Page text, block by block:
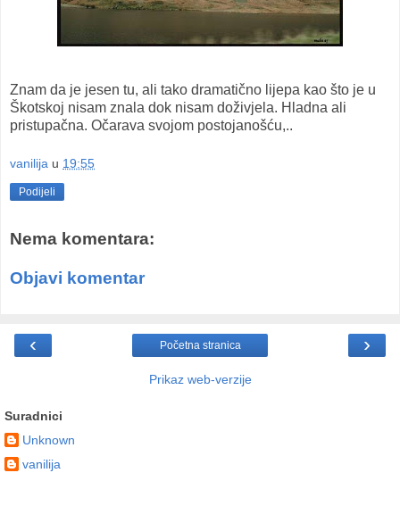
Znam da je jesen tu, ali tako dramatično lijepa kao što je u
Škotskoj nisam znala dok nisam doživjela. Hladna ali
pristupačna. Očarava svojom postojanošću,..
vanilija u 19:55
Podijeli
Nema komentara:
Objavi komentar
‹ ›
Početna stranica
Prikaz web-verzije
Suradnici
Unknown
vanilija